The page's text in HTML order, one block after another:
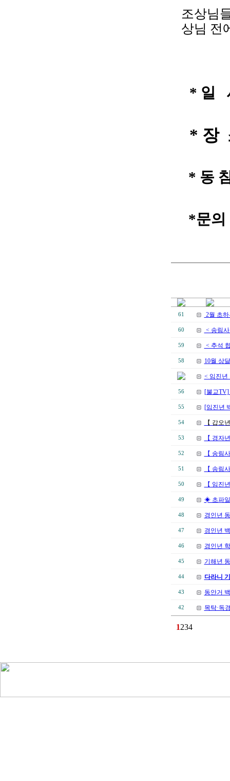
조상님
상님 전
* 일
* 장
* 동
*문의
61 2월 초하
60 < 송림
59 < 추석
58 10월 상
< 임진년
56 [불교TV]
55 [임진년
54 【 갑오
53 【 경자
52 【 송림
51 【 송림
50 【 임진
49 ◈ 초파
48 경인년
47 경인년
46 경인년
45 기해년
44 다라니
43 동안거
42 목탁·독
1234